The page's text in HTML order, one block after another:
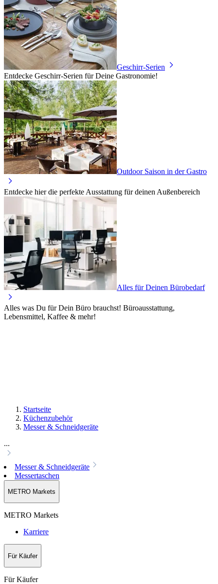
Geschirr-Serien
Entdecke Geschirr-Serien für Deine Gastronomie!
Outdoor Saison in der Gastro
Entdecke hier die perfekte Ausstattung für deinen Außenbereich
Alles für Deinen Bürobedarf
Alles was Du für Dein Büro brauchst! Büroausstattung,
Lebensmittel, Kaffee & mehr!
Startseite
Küchenzubehör
Messer & Schneidgeräte
...
Messer & Schneidgeräte
Messertaschen
METRO Markets
METRO Markets
Karriere
Für Käufer
Für Käufer